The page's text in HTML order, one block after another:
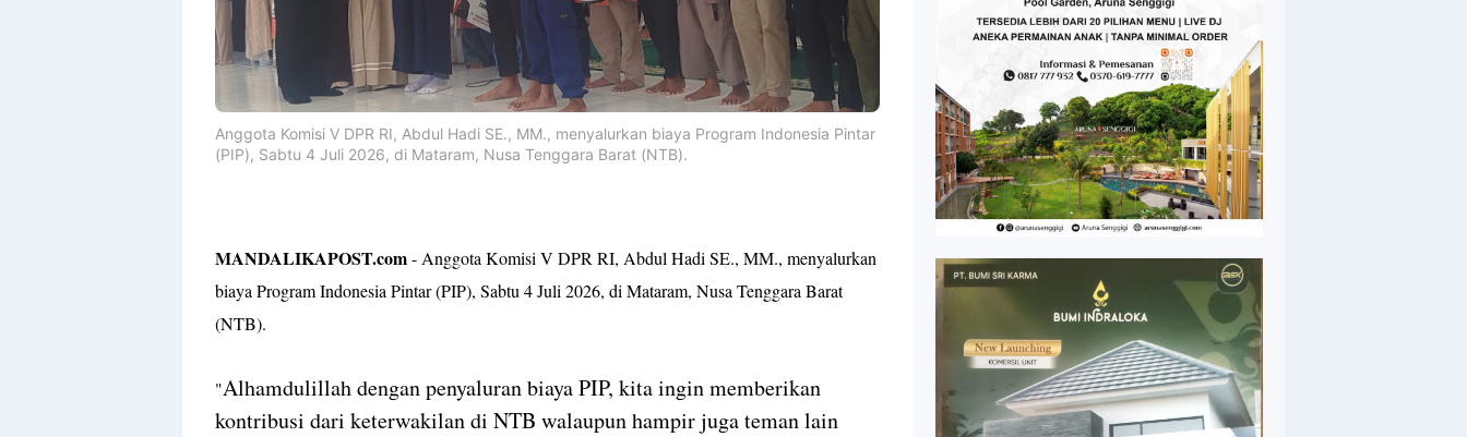
Anggota Komisi V DPR RI, Abdul Hadi SE., MM., menyalurkan biaya Program Indonesia Pintar
(PIP), Sabtu 4 Juli 2026, di Mataram, Nusa Tenggara Barat (NTB).
‎MANDALIKAPOST.com- Anggota Komisi V DPR RI, Abdul Hadi SE., MM., menyalurkan
biaya Program Indonesia Pintar (PIP), Sabtu 4 Juli 2026, di Mataram, Nusa Tenggara Barat
(NTB).
‎"Alhamdulillah dengan penyaluran biaya PIP, kita ingin memberikan
kontribusi dari keterwakilan di NTB walaupun hampir juga teman lain